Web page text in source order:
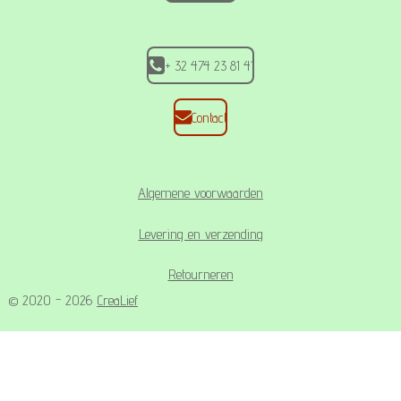
+ 32 474 23 81 41
Contact
Algemene voorwaarden
Levering en verzending
Retourneren
© 2020 - 2026 CreaLief